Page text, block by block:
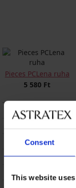
Consent
This website
Pieces PCLena ruha
5 580 Ft
LEÍRÁS
ÁRUCSERE
KEZELÉS ÉS MOSÁS